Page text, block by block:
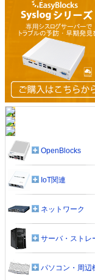
OpenBlocks
IoT関連
ネットワーク
サーバ・ストレ
パソコン・周辺